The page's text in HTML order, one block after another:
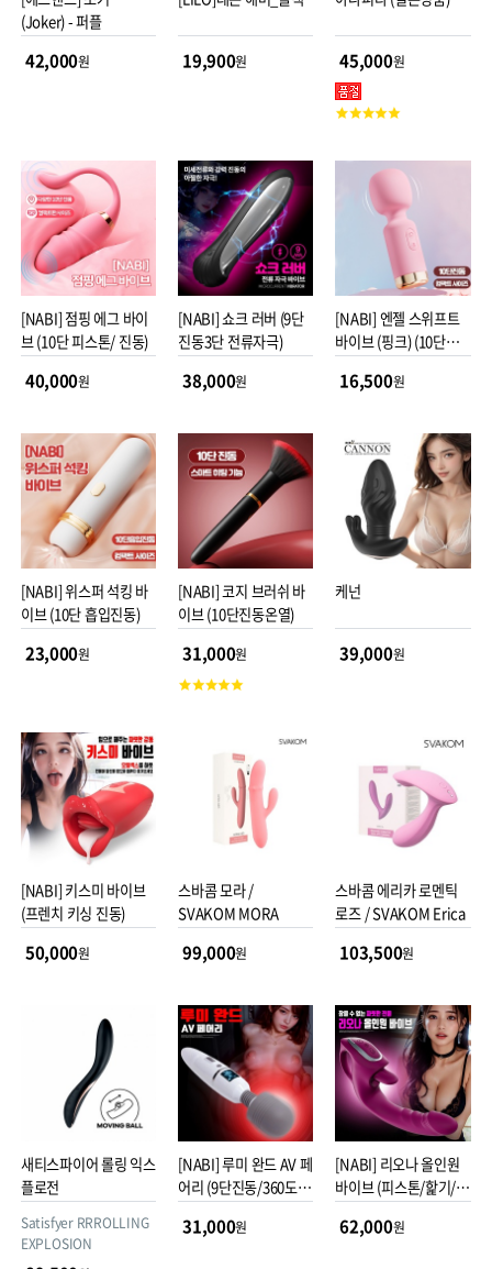
(Joker) - 퍼플
42,000원 19,900원 45,000원
고
[NABI] 점핑 에그 바이
브 (10단 피스톤/ 진동)
40,000원
[NABI] 쇼크 러버 (9단
진동3단 전류자극)
38,000원
[NABI] 엔젤 스위프트
바이브 (핑크) (10단진
16,500원
[NABI] 위스퍼 석킹 바
이브 (10단 흡입진동)
23,000원
[NABI] 코지 브러쉬 바
이브 (10단진동온열)
31,000원
고
케넌
39,000원
[NABI] 키스미 바이브
(프렌치 키싱 진동)
50,000원
스바콤 모라 /
SVAKOM MORA
99,000원
스바콤 에리카 로멘틱
로즈 / SVAKOM Erica
103,500원
새티스파이어 롤링 익스
플로전
Satisfyer RRROLLING
EXPLOSION
[NABI] 루미 완드 AV 페
어리 (9단진동/360도 회
31,000원
[NABI] 리오나 올인원
바이브 (피스톤/핥기/진
62,000원